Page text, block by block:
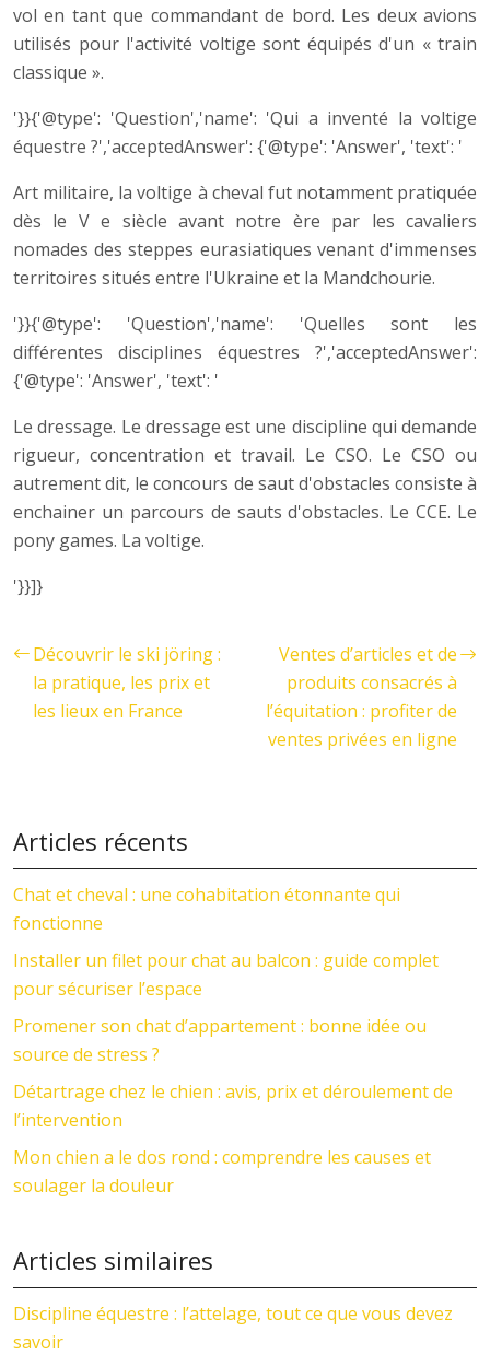
vol en tant que commandant de bord. Les deux avions
utilisés pour l'activité voltige sont équipés d'un « train
classique ».
'}}{'@type': 'Question','name': 'Qui a inventé la voltige
équestre ?','acceptedAnswer': {'@type': 'Answer', 'text': '
Art militaire, la voltige à cheval fut notamment pratiquée
dès le V e siècle avant notre ère par les cavaliers
nomades des steppes eurasiatiques venant d'immenses
territoires situés entre l'Ukraine et la Mandchourie.
'}}{'@type': 'Question','name': 'Quelles sont les
différentes disciplines équestres ?','acceptedAnswer':
{'@type': 'Answer', 'text': '
Le dressage. Le dressage est une discipline qui demande
rigueur, concentration et travail. Le CSO. Le CSO ou
autrement dit, le concours de saut d'obstacles consiste à
enchainer un parcours de sauts d'obstacles. Le CCE. Le
pony games. La voltige.
'}}]}
Découvrir le ski jöring :
la pratique, les prix et
les lieux en France
Ventes d’articles et de
produits consacrés à
l’équitation : profiter de
ventes privées en ligne
Articles récents
Chat et cheval : une cohabitation étonnante qui
fonctionne
Installer un filet pour chat au balcon : guide complet
pour sécuriser l’espace
Promener son chat d’appartement : bonne idée ou
source de stress ?
Détartrage chez le chien : avis, prix et déroulement de
l’intervention
Mon chien a le dos rond : comprendre les causes et
soulager la douleur
Articles similaires
Discipline équestre : l’attelage, tout ce que vous devez
savoir